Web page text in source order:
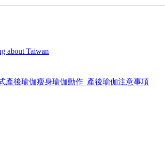
about Taiwan
產後瑜伽瘦身瑜伽動作_產後瑜伽注意事項